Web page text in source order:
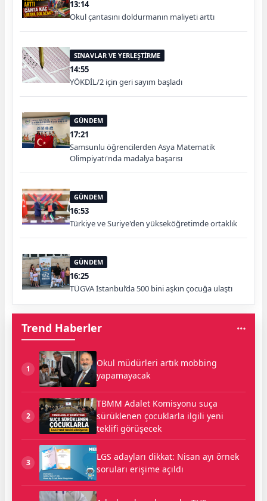
13:14
Okul çantasını doldurmanın maliyeti arttı
SINAVLAR VE YERLEŞTİRME
14:55
YÖKDİL/2 için geri sayım başladı
GÜNDEM
17:21
Samsunlu öğrencilerden Asya Matematik
Olimpiyatı'nda madalya başarısı
GÜNDEM
16:53
Türkiye ve Suriye'den yükseköğretimde ortaklık
GÜNDEM
16:25
TÜGVA İstanbul’da 500 bini aşkın çocuğa ulaştı
Trend Haberler
1
Okul müdürleri artık mobbing
yapamayacak
2
TBMM Adalet Komisyonu suça
sürüklenen çocuklarla ilgili yeni
teklifi görüşecek
3
LGS adayları dikkat: Nisan ayı örnek
soruları erişime açıldı